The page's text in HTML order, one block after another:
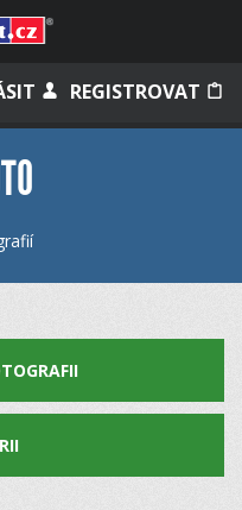
REGISTROVAT
webu?